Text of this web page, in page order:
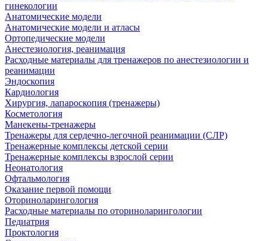
гинекологии
Анатомические модели
Анатомические модели и атласы
Ортопедические модели
Анестезиология, реанимация
Расходные материалы для тренажеров по анестезиологии и
реанимации
Эндоскопия
Кардиология
Хирургия, лапароскопия (тренажеры)
Косметология
Манекены-тренажеры
Тренажеры для сердечно-легочной реанимации (СЛР)
Тренажерные комплексы детской серии
Тренажерные комплексы взрослой серии
Неонатология
Офтальмология
Оказание первой помощи
Оториноларингология
Расходные материалы по оториноларингологии
Педиатрия
Проктология